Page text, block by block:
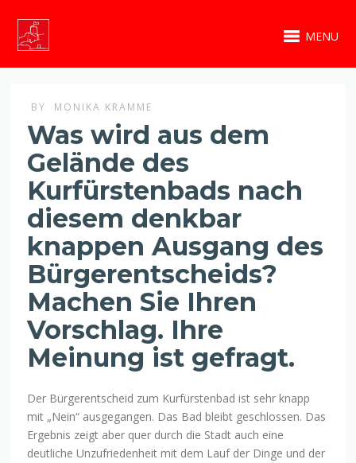
MENU
BY MONIKA KRAMME
Was wird aus dem
Gelände des
Kurfürstenbads nach
diesem denkbar
knappen Ausgang des
Bürgerentscheids?
Machen Sie Ihren
Vorschlag. Ihre
Meinung ist gefragt.
Der Bürgerentscheid zum Kurfürstenbad ist sehr knapp
mit „Nein“ ausgegangen. Das Bad bleibt geschlossen. Das
Ergebnis zeigt aber quer durch die Stadt auch eine
deutliche Unzufriedenheit mit dem Lauf der Dinge und der